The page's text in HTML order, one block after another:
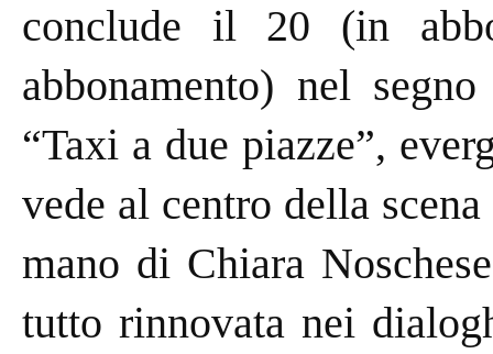
conclude il 20 (in
abbonamento) nel
“Taxi a due piazze”,
vede al centro della
mano di Chiara
tutto rinnovata nei